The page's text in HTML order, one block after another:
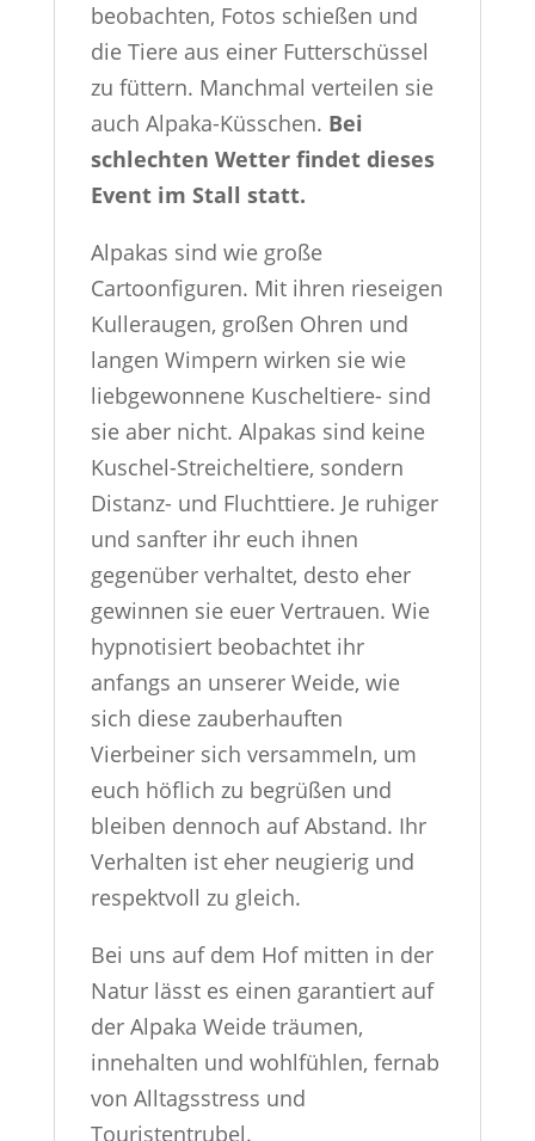
beobachten, Fotos schießen und
die Tiere aus einer Futterschüssel
zu füttern. Manchmal verteilen sie
auch Alpaka-Küsschen. Bei
schlechten Wetter findet dieses
Event im Stall statt.
Alpakas sind wie große
Cartoonfiguren. Mit ihren rieseigen
Kulleraugen, großen Ohren und
langen Wimpern wirken sie wie
liebgewonnene Kuscheltiere- sind
sie aber nicht. Alpakas sind keine
Kuschel-Streicheltiere, sondern
Distanz- und Fluchttiere. Je ruhiger
und sanfter ihr euch ihnen
gegenüber verhaltet, desto eher
gewinnen sie euer Vertrauen. Wie
hypnotisiert beobachtet ihr
anfangs an unserer Weide, wie
sich diese zauberhauften
Vierbeiner sich versammeln, um
euch höflich zu begrüßen und
bleiben dennoch auf Abstand. Ihr
Verhalten ist eher neugierig und
respektvoll zu gleich.
Bei uns auf dem Hof mitten in der
Natur lässt es einen garantiert auf
der Alpaka Weide träumen,
innehalten und wohlfühlen, fernab
von Alltagsstress und
Touristentrubel.